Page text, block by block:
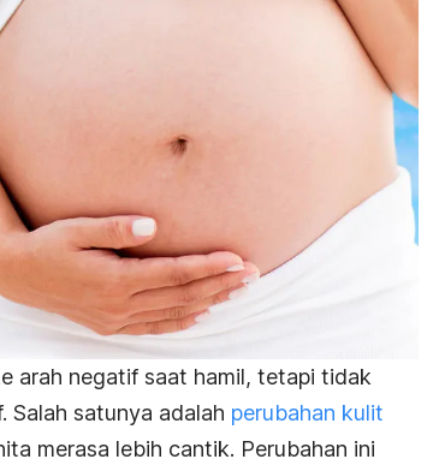
arah negatif saat hamil, tetapi tidak
Salah satunya adalah perubahan kulit
merasa lebih cantik. Perubahan ini